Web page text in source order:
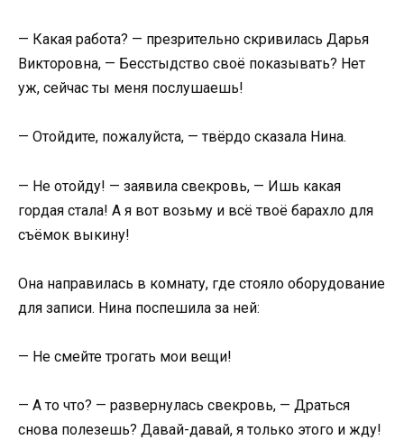
— Какая работа? — презрительно скривилась Дарья
Викторовна, — Бесстыдство своё показывать? Нет
уж, сейчас ты меня послушаешь!
— Отойдите, пожалуйста, — твёрдо сказала Нина.
— Не отойду! — заявила свекровь, — Ишь какая
гордая стала! А я вот возьму и всё твоё барахло для
съёмок выкину!
Она направилась в комнату, где стояло оборудование
для записи. Нина поспешила за ней:
— Не смейте трогать мои вещи!
— А то что? — развернулась свекровь, — Драться
снова полезешь? Давай-давай, я только этого и жду!